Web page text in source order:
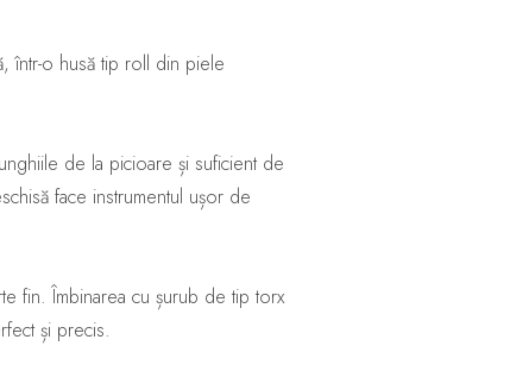
într-o husă tip roll din piele
de la picioare și suficient de
face instrumentul ușor de
fin. Îmbinarea cu șurub de tip torx
și precis.